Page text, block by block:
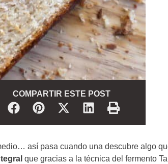
COMPARTIR ESTE POST
así pasa cuando una descubre algo
que gracias a la técnica del fermento